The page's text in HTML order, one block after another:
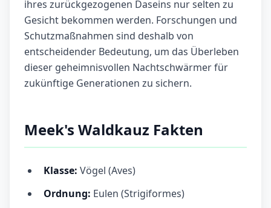
ihres zurückgezogenen Daseins nur selten zu
Gesicht bekommen werden. Forschungen und
Schutzmaßnahmen sind deshalb von
entscheidender Bedeutung, um das Überleben
dieser geheimnisvollen Nachtschwärmer für
zukünftige Generationen zu sichern.
Meek's Waldkauz Fakten
Klasse: Vögel (Aves)
Ordnung: Eulen (Strigiformes)